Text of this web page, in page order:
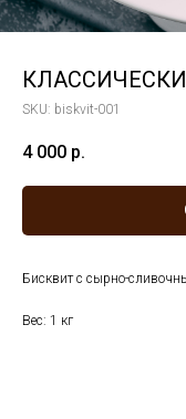
SKU: biskvit-001
4 000 р.
Бисквит с сырно-
Вес: 1 кг